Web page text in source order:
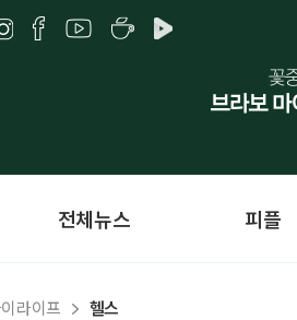
전체뉴스 피플
라이프 헬스